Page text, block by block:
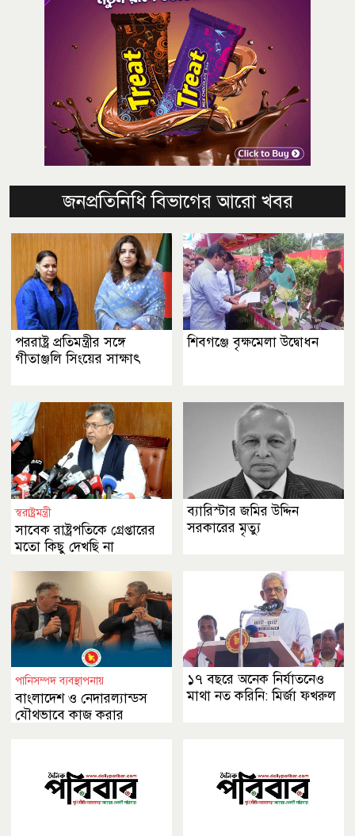
জনপ্রতিনিধি বিভাগের আরো খবর
পররাষ্ট্র প্রতিমন্ত্রীর সঙ্গে
গীতাঞ্জলি সিংয়ের সাক্ষাৎ
শিবগঞ্জে বৃক্ষমেলা উদ্বোধন
স্বরাষ্ট্রমন্ত্রী
সাবেক রাষ্ট্রপতিকে গ্রেপ্তারের
মতো কিছু দেখছি না
ব্যারিস্টার জমির উদ্দিন
সরকারের মৃত্যু
পানিসম্পদ ব্যবস্থাপনায়
বাংলাদেশ ও নেদারল্যান্ডস
যৌথভাবে কাজ করার
১৭ বছরে অনেক নির্যাতনেও
মাথা নত করিনি: মির্জা ফখরুল